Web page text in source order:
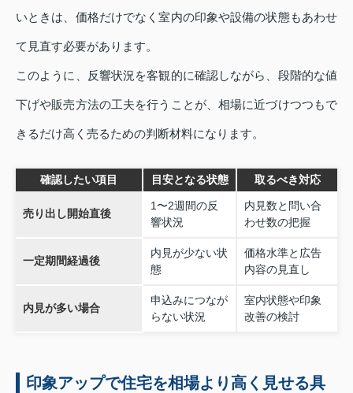
いときは、価格だけでなく室内の印象や設備の状態もあわせ
て見直す必要があります。
このように、反響状況を客観的に確認しながら、段階的な値
下げや販売方法の工夫を行うことが、相場に近づけつつもで
きるだけ高く売るための判断材料になります。
確認したい項目 目安となる状態 取るべき対応
売り出し開始直後
1〜2週間の反
響状況
内見数と問い合
わせ数の把握
一定期間経過後
内見が少ない状
態
価格水準と広告
内容の見直し
内見が多い場合
申込みにつなが
らない状況
室内状態や印象
改善の検討
印象アップで住宅を相場より高く見せる具